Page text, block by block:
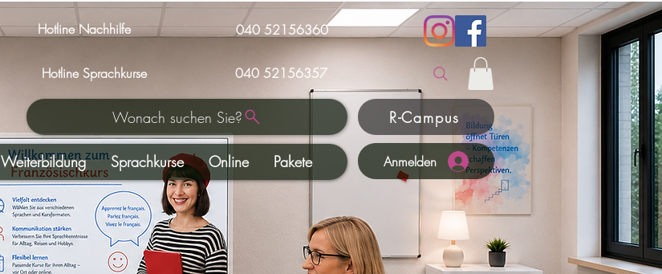
Hotline Nachhilfe 040 52156360
Hotline Sprachkurse 040 52156357
Wonach suchen Sie?
Weiterbildung Sprachkurse Online Pakete
R-Campus
Anmelden